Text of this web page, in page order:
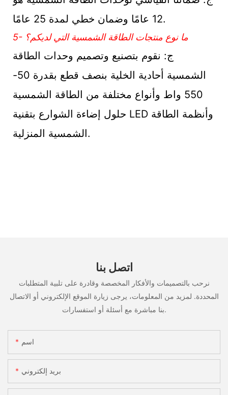
12 عامًا وضمان خطي لمدة 25 عامًا.
5- ما نوع منتجات الطاقة الشمسية التي لديكم؟
ج: نقوم بتصنيع وتصميم وحدات الطاقة
الشمسية أحادية الخلية بنصف قطع بقدرة 50-
550 واط وأنواع مختلفة من الطاقة الشمسية
حلول إضاءة الشوارع بتقنية LED وأنظمة الطاقة
الشمسية المنزلية.
اتصل بنا
نرحب بالتصميمات والأفكار المخصصة وقادرة على تلبية المتطلبات
المحددة. لمزيد من المعلومات، يرجى زيارة الموقع الإلكتروني أو الاتصال
بنا مباشرة مع أسئلة أو استفسارات.
اسم
بريد إلكتروني